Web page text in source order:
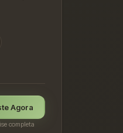
Agora
completa